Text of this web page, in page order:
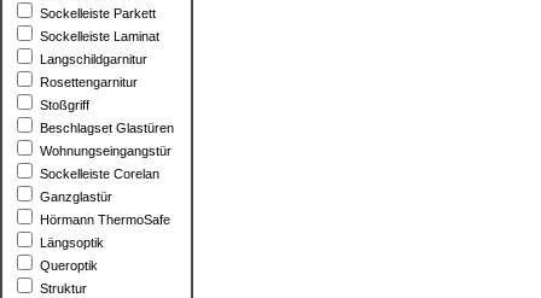
Sockelleiste Parkett
Sockelleiste Laminat
Langschildgarnitur
Rosettengarnitur
Stoßgriff
Beschlagset Glastüren
Wohnungseingangstür
Sockelleiste Corelan
Ganzglastür
Hörmann ThermoSafe
Längsoptik
Queroptik
Struktur